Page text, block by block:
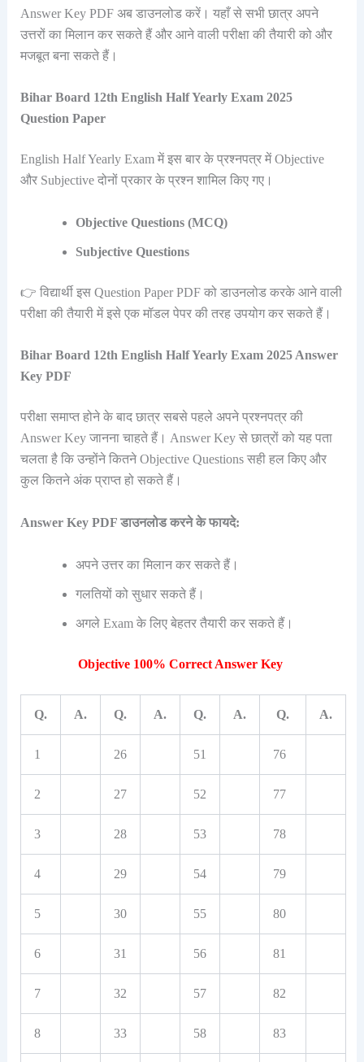
Answer Key PDF अब डाउनलोड करें। यहाँ से सभी छात्र अपने
उत्तरों का मिलान कर सकते हैं और आने वाली परीक्षा की तैयारी को और
मजबूत बना सकते हैं।
Bihar Board 12th English Half Yearly Exam 2025
Question Paper
English Half Yearly Exam में इस बार के प्रश्नपत्र में Objective
और Subjective दोनों प्रकार के प्रश्न शामिल किए गए।
Objective Questions (MCQ)
Subjective Questions
👉 विद्यार्थी इस Question Paper PDF को डाउनलोड करके आने वाली
परीक्षा की तैयारी में इसे एक मॉडल पेपर की तरह उपयोग कर सकते हैं।
Bihar Board 12th English Half Yearly Exam 2025 Answer
Key PDF
परीक्षा समाप्त होने के बाद छात्र सबसे पहले अपने प्रश्नपत्र की
Answer Key जानना चाहते हैं। Answer Key से छात्रों को यह पता
चलता है कि उन्होंने कितने Objective Questions सही हल किए और
कुल कितने अंक प्राप्त हो सकते हैं।
Answer Key PDF डाउनलोड करने के फायदे:
अपने उत्तर का मिलान कर सकते हैं।
गलतियों को सुधार सकते हैं।
अगले Exam के लिए बेहतर तैयारी कर सकते हैं।
Objective 100% Correct Answer Key
Q. A. Q. A. Q. A. Q. A.
1 26 51 76
2 27 52 77
3 28 53 78
4 29 54 79
5 30 55 80
6 31 56 81
7 32 57 82
8 33 58 83